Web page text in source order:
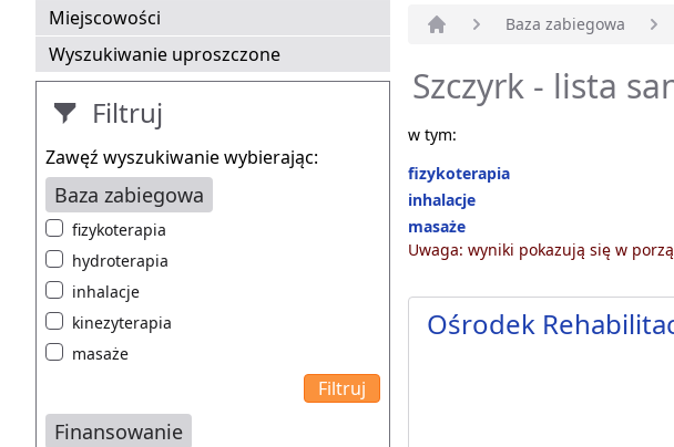
Miejscowości
Wyszukiwanie uproszczone
Filtruj
Zawęź wyszukiwanie wybierając:
Baza zabiegowa
fizykoterapia
hydroterapia
inhalacje
kinezyterapia
masaże
Finansowanie
Baza zabiegowa
Szczyrk - lista
w tym:
fizykoterapia
inhalacje
masaże
Uwaga: wyniki pokazują się w
Ośrodek